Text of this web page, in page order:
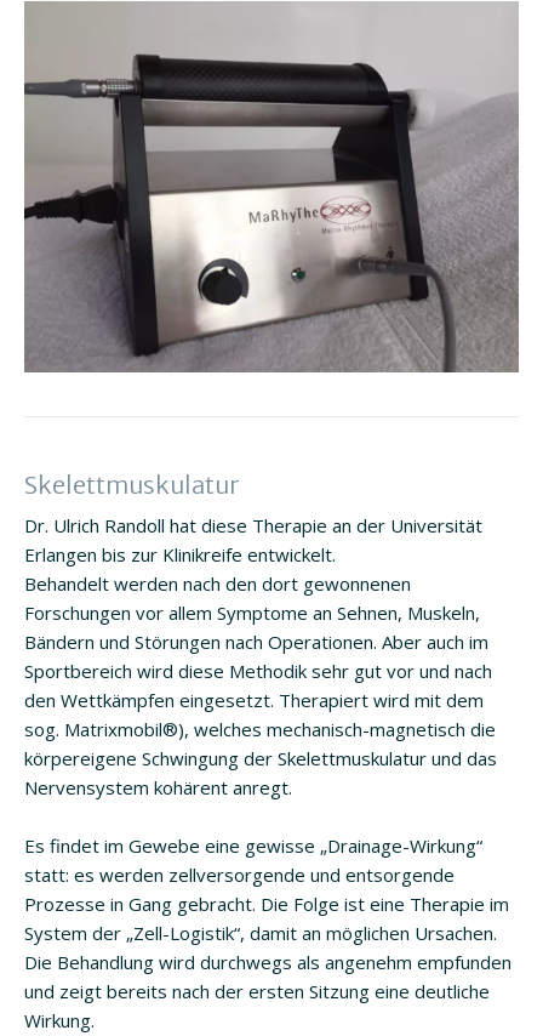
Skelettmuskulatur
Dr. Ulrich Randoll hat diese Therapie an der Universität
Erlangen bis zur Klinikreife entwickelt.
Behandelt werden nach den dort gewonnenen
Forschungen vor allem Symptome an Sehnen, Muskeln,
Bändern und Störungen nach Operationen. Aber auch im
Sportbereich wird diese Methodik sehr gut vor und nach
den Wettkämpfen eingesetzt. Therapiert wird mit dem
sog. Matrixmobil®), welches mechanisch-magnetisch die
körpereigene Schwingung der Skelettmuskulatur und das
Nervensystem kohärent anregt.
Es findet im Gewebe eine gewisse „Drainage-Wirkung“
statt: es werden zellversorgende und entsorgende
Prozesse in Gang gebracht. Die Folge ist eine Therapie im
System der „Zell-Logistik“, damit an möglichen Ursachen.
Die Behandlung wird durchwegs als angenehm empfunden
und zeigt bereits nach der ersten Sitzung eine deutliche
Wirkung.